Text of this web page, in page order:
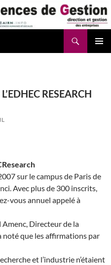
RESEARCH
Research
sur le campus de Paris de
Avec plus de 300 inscrits,
vous annuel appelé à
Amenc, Directeur de la
noté que les affirmations par
et l’industrie n’étaient